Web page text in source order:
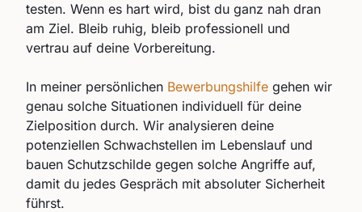
testen. Wenn es hart wird, bist du ganz nah dran
am Ziel. Bleib ruhig, bleib professionell und
vertrau auf deine Vorbereitung.
In meiner persönlichen Bewerbungshilfe gehen wir
genau solche Situationen individuell für deine
Zielposition durch. Wir analysieren deine
potenziellen Schwachstellen im Lebenslauf und
bauen Schutzschilde gegen solche Angriffe auf,
damit du jedes Gespräch mit absoluter Sicherheit
führst.